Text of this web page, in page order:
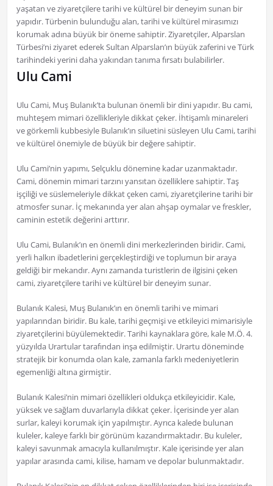
yaşatan ve ziyaretçilere tarihi ve kültürel bir deneyim sunan bir
yapıdır. Türbenin bulunduğu alan, tarihi ve kültürel mirasımızı
korumak adına büyük bir öneme sahiptir. Ziyaretçiler, Alparslan
Türbesi’ni ziyaret ederek Sultan Alparslan’ın büyük zaferini ve Türk
tarihindeki yerini daha yakından tanıma fırsatı bulabilirler.
Ulu Cami
Ulu Cami, Muş Bulanık’ta bulunan önemli bir dini yapıdır. Bu cami,
muhteşem mimari özellikleriyle dikkat çeker. İhtişamlı minareleri
ve görkemli kubbesiyle Bulanık’ın siluetini süsleyen Ulu Cami, tarihi
ve kültürel önemiyle de büyük bir değere sahiptir.
Ulu Cami’nin yapımı, Selçuklu dönemine kadar uzanmaktadır.
Cami, dönemin mimari tarzını yansıtan özelliklere sahiptir. Taş
işçiliği ve süslemeleriyle dikkat çeken cami, ziyaretçilerine tarihi bir
atmosfer sunar. İç mekanında yer alan ahşap oymalar ve freskler,
caminin estetik değerini arttırır.
Ulu Cami, Bulanık’ın en önemli dini merkezlerinden biridir. Cami,
yerli halkın ibadetlerini gerçekleştirdiği ve toplumun bir araya
geldiği bir mekandır. Aynı zamanda turistlerin de ilgisini çeken
cami, ziyaretçilere tarihi ve kültürel bir deneyim sunar.
Bulanık Kalesi, Muş Bulanık’ın en önemli tarihi ve mimari
yapılarından biridir. Bu kale, tarihi geçmişi ve etkileyici mimarisiyle
ziyaretçilerini büyülemektedir. Tarihi kaynaklara göre, kale M.Ö. 4.
yüzyılda Urartular tarafından inşa edilmiştir. Urartu döneminde
stratejik bir konumda olan kale, zamanla farklı medeniyetlerin
egemenliği altına girmiştir.
Bulanık Kalesi’nin mimari özellikleri oldukça etkileyicidir. Kale,
yüksek ve sağlam duvarlarıyla dikkat çeker. İçerisinde yer alan
surlar, kaleyi korumak için yapılmıştır. Ayrıca kalede bulunan
kuleler, kaleye farklı bir görünüm kazandırmaktadır. Bu kuleler,
kaleyi savunmak amacıyla kullanılmıştır. Kale içerisinde yer alan
yapılar arasında cami, kilise, hamam ve depolar bulunmaktadır.